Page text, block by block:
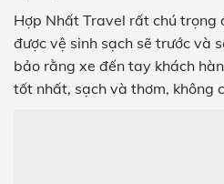
Hợp Nhất Travel rất chú trọng
được vệ sinh sạch sẽ trước và
bảo rằng xe đến tay khách
tốt nhất, sạch và thơm, không